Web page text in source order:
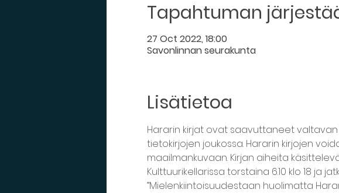
Tapahtuman
27 Oct 2022, 18:00
Savonlinnan seurakunta
Lisätietoa
Hararin kirjat ovat saavuttaneet
tietokirjojen joukossa. Hararin kirjojen
maailmankuvaan. Kirjan aiheita
Kulttuurikellarissa torstaina 6.10 klo 18 ja
”Mielenkiintoisuudestaan huolimatta